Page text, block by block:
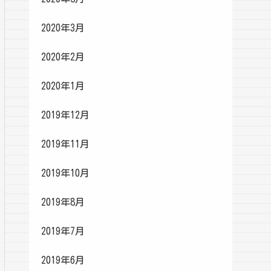
2020年3月
2020年2月
2020年1月
2019年12月
2019年11月
2019年10月
2019年8月
2019年7月
2019年6月